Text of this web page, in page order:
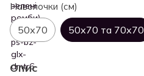
Наволочки (см)
50х70 50х70 та 70х70
Опис